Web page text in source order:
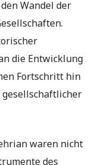
Wandel der
die Entwicklung
Fortschritt hin
waren nicht
des